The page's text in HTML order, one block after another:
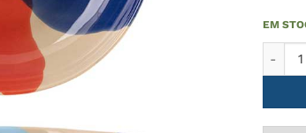
EM